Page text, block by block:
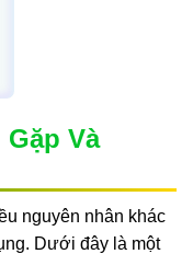
Và
nguyên nhân khác
Dưới đây là một